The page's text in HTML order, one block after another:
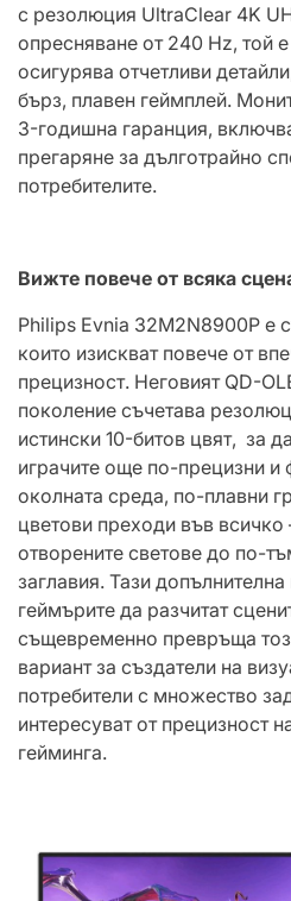
с резолюция UltraClear 4K
опресняване от 240 Hz, той
осигурява отчетливи
бърз, плавен геймплей.
3-годишна гаранция,
прегаряне за дълготрайно
потребителите.
Вижте повече от всяка
Philips Evnia 32M2N8900P е
които изискват повече от
прецизност. Неговият QD-
поколение съчетава
истински 10-битов цвят, за
играчите още по-прецизни и
околната среда, по-плавни
цветови преходи във всичко
отворените светове до по-
заглавия. Тази
геймърите да разчитат
същевременно превръща
вариант за създатели на
потребители с множество
интересуват от прецизност
гейминга.